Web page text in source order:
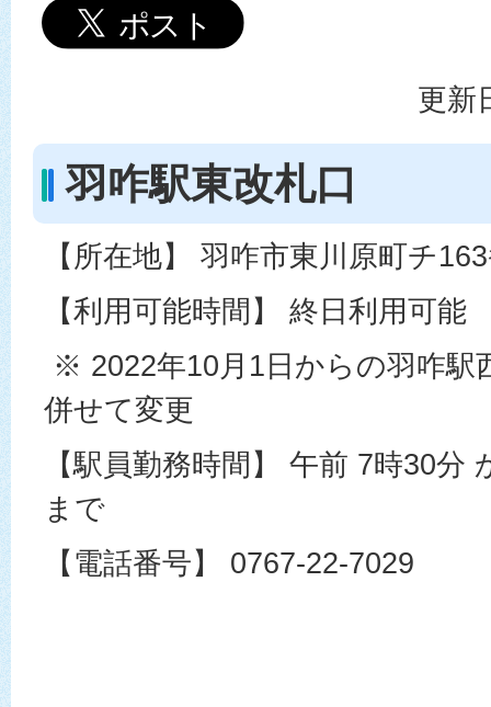
更新
羽咋駅東改札口
【所在地】 羽咋市東川原町チ
【利用可能時間】 終日利用可能
※ 2022年10月1日からの羽咋駅
併せて変更
【駅員勤務時間】 午前 7時30分
まで
【電話番号】 0767-22-7029